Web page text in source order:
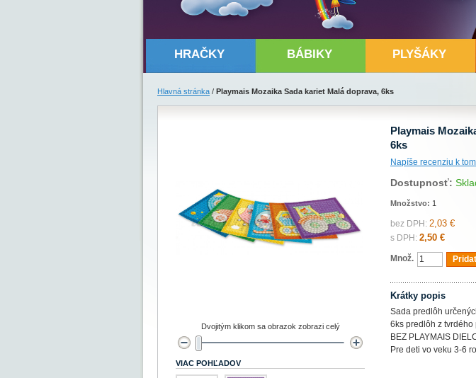
HRAČKY BÁBIKY PLYŠÁKY
Hlavná stránka / Playmais Mozaika Sada kariet Malá doprava, 6ks
Playmais
6ks
Napíše recenziu k
Dostupnosť:
Množstvo: 1
bez DPH: 2,03 €
s DPH: 2,50 €
Množ.
Krátky popis
Sada predlôh
6ks predlôh z tvrdého
BEZ PLAYMAIS
Pre deti vo veku 3-6
Dvojitým klikom sa obrazok zobrazi celý
VIAC POHĽADOV